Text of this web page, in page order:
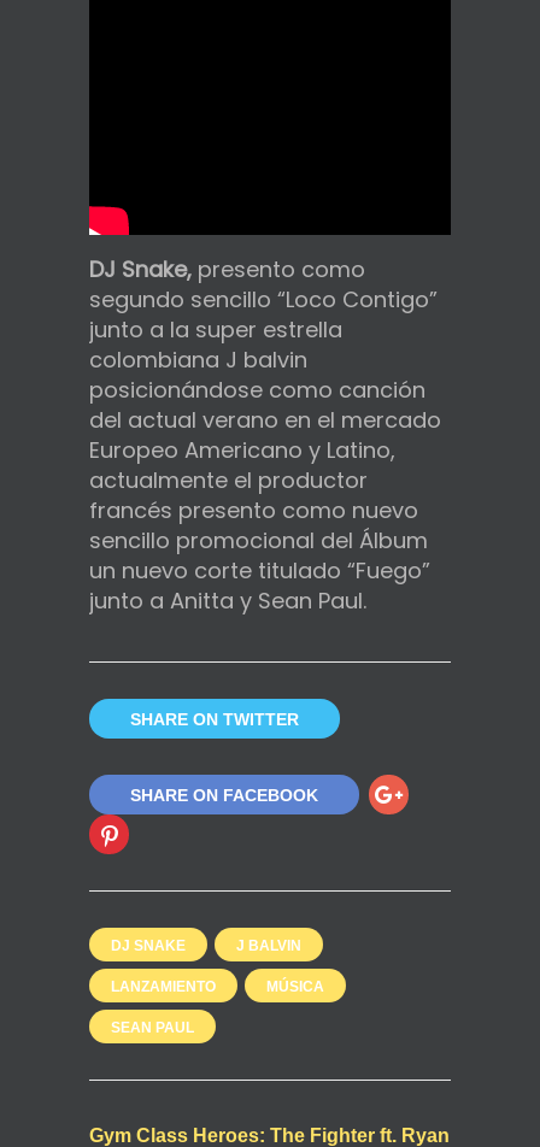
DJ Snake, presento como
segundo sencillo “Loco Contigo”
junto a la super estrella
colombiana J balvin
posicionándose como canción
del actual verano en el mercado
Europeo Americano y Latino,
actualmente el productor
francés presento como nuevo
sencillo promocional del Álbum
un nuevo corte titulado “Fuego”
junto a Anitta y Sean Paul.
SHARE ON TWITTER
SHARE ON FACEBOOK
DJ SNAKE J BALVIN
LANZAMIENTO MÚSICA
SEAN PAUL
Gym Class Heroes: The Fighter ft. Ryan